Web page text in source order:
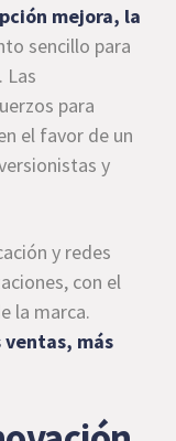
mejora, la
sencillo para
Las
para
el favor de un
y
y redes
con el
la marca.
más